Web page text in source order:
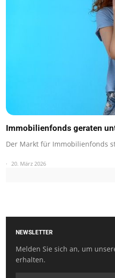
Immobilienfonds geraten
Der Markt für Immobilienfonds
20. März 2026
NEWSLETTER
Melden Sie sich an, um
erhalten.